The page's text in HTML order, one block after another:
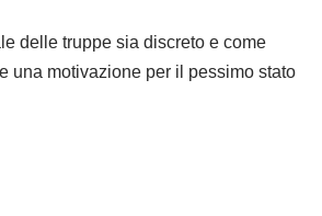
delle truppe sia discreto e come
una motivazione per il pessimo stato